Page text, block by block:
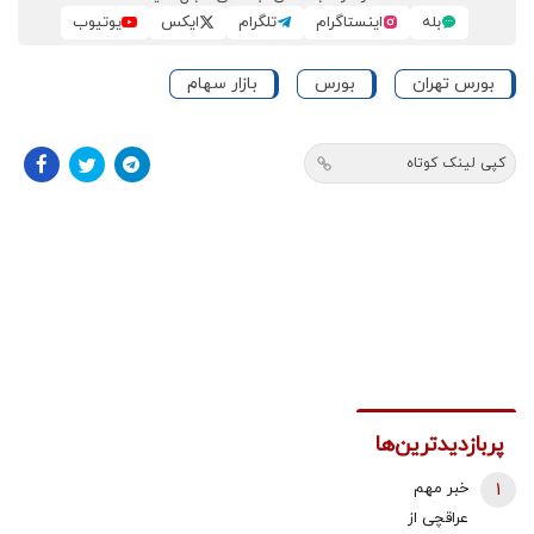
بله
اینستاگرام تلگرام ایکس یوتیوب
بورس تهران بورس بازار سهام
کپی لینک کوتاه
پربازدیدترین‌ها
خبر مهم
عراقچی از
1